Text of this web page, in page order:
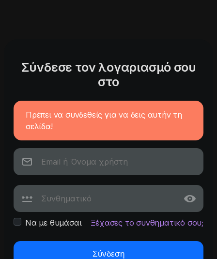
Σύνδεσε τον λογαριασμό σου
στο
Πρέπει να συνδεθείς για να δεις αυτήν τη
σελίδα!
Να με θυμάσαι Ξέχασες το συνθηματικό σου;
Σύνδεση